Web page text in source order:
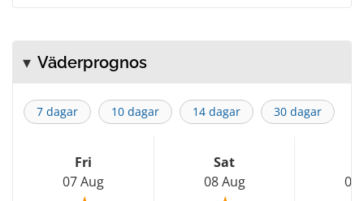
Väderprognos
7 dagar 10 dagar 14 dagar 30 dagar
Fri
07 Aug
Sat
08 Aug
09